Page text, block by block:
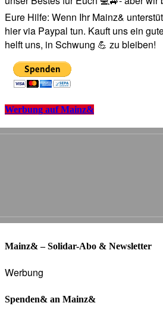
Eure Hilfe: Wenn Ihr Mainz&
hier via Paypal tun. Kauft uns ein
helft uns, in Schwung 💪 zu bleiben!
Werbung auf Mainz&
Mainz& – Solidar-Abo & Newsletter
Werbung
Spenden& an Mainz&